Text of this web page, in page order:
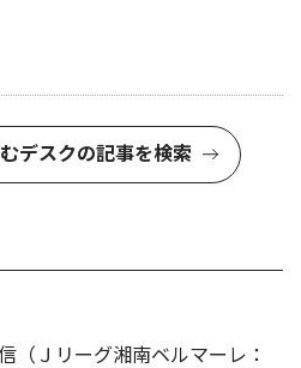
デスクの記事を検索
（Ｊリーグ湘南ベルマーレ：